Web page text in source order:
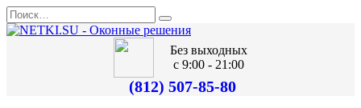
Без выходных
с 9:00 - 21:00
(812) 507-85-80